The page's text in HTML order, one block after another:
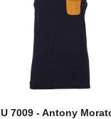
7009 - Antony